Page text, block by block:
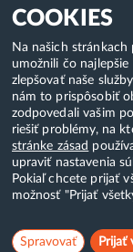
COOKIES
Na našich stránkach
umožnili čo
zlepšovať naše
nám to prispôsobiť
zodpovedali vašim
riešiť problémy, na
stránke zásad
upraviť nastavenia
Pokiaľ chcete prijať
možnosť "Prijať
Spravovať Prijať
Klientská zóna
WebAdmin
WebMail
Zmena hesla (E-mail,
Webhosting
Domény
Copyright &